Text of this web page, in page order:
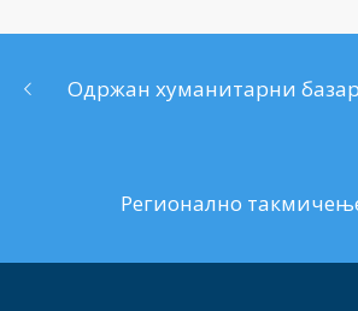
Одржан хуманитарни
Регионално